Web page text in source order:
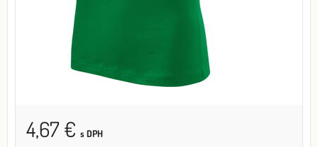
4,67 € s DPH